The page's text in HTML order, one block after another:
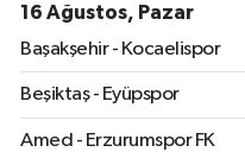
16 Ağustos, Pazar
Başakşehir - Kocaelispor
Beşiktaş - Eyüpspor
Amed - Erzurumspor FK